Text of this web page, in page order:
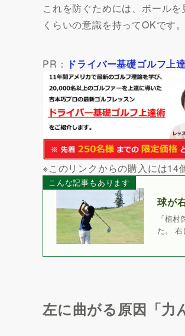
これを防ぐためには、ボール
くらいの意識を持ってOKです。
PR： ドライバー基礎ゴルフ上
※このリンクからの購入には14
こんな記事もあります
球が
「植
た。
左に曲がる原因「力